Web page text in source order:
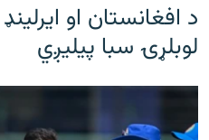
د افغانستان او
لوبلړۍ سبا پیلیږي